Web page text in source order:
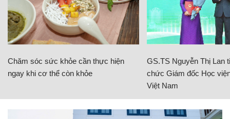
Chăm sóc sức khỏe cần thực hiện
ngay khi cơ thể còn khỏe
GS.TS Nguyễn Thị Lan
chức Giám đốc Học
Việt Nam